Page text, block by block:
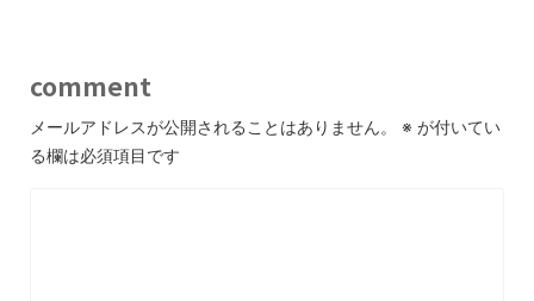
comment
メールアドレスが公開されることはありません。 ※ が付いてい
る欄は必須項目です